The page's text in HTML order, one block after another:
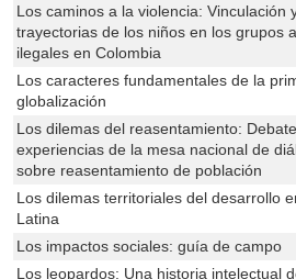
Los caminos a la violencia: Vinculación
trayectorias de los niños en los grupos
ilegales en Colombia
Los caracteres fundamentales de la
globalización
Los dilemas del reasentamiento:
experiencias de la mesa nacional de
sobre reasentamiento de población
Los dilemas territoriales del desarrollo
Latina
Los impactos sociales: guía de campo
Los leopardos: Una historia intelectual